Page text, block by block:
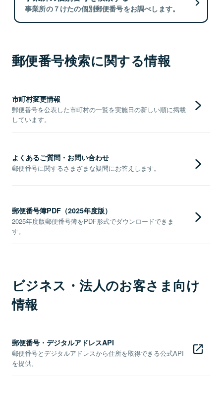
事業所の７けたの個別郵便番号をお調べします。
郵便番号検索に関する情報
市町村変更情報
郵便番号を公表した市町村の一覧を実施日の新しい順に掲載
しています。
よくあるご質問・お問い合わせ
郵便番号に関するさまざまな疑問にお答えします。
郵便番号簿PDF（2025年度版）
2025年度版郵便番号簿をPDF形式でダウンロードできま
す。
ビジネス・法人のお客さま向け
情報
郵便番号・デジタルアドレスAPI
郵便番号とデジタルアドレスから住所を取得できる公式API
を提供。